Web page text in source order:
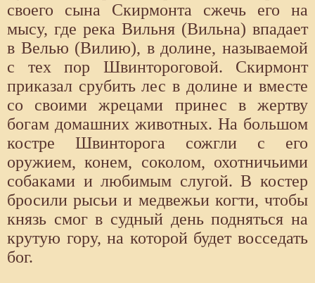
своего сына Скирмонта сжечь его на
мысу, где река Вильня (Вильна) впадает
в Велью (Вилию), в долине, называемой
с тех пор Швинтороговой. Скирмонт
приказал срубить лес в долине и вместе
со своими жрецами принес в жертву
богам домашних животных. На большом
костре Швинторога сожгли с его
оружием, конем, соколом, охотничьими
собаками и любимым слугой. В костер
бросили рысьи и медвежьи когти, чтобы
князь смог в судный день подняться на
крутую гору, на которой будет восседать
бог.